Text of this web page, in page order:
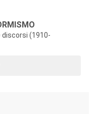
discorsi (1910-